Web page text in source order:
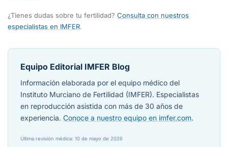
¿Tienes dudas sobre tu fertilidad? Consulta con nuestros
especialistas en IMFER.
Equipo Editorial IMFER Blog
Información elaborada por el equipo médico del
Instituto Murciano de Fertilidad (IMFER). Especialistas
en reproducción asistida con más de 30 años de
experiencia. Conoce a nuestro equipo en imfer.com.
Última revisión médica: 10 de mayo de 2026